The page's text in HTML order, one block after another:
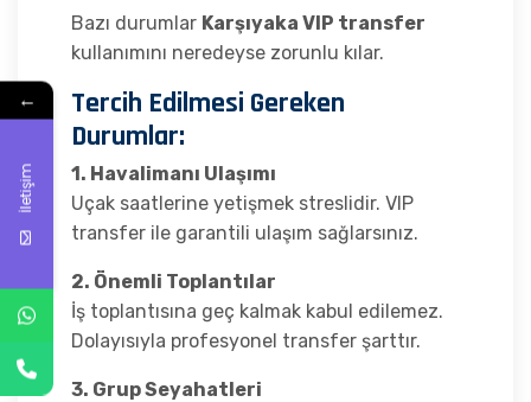
Bazı durumlar Karşıyaka VIP transfer
kullanımını neredeyse zorunlu kılar.
Tercih Edilmesi Gereken
Durumlar:
1. Havalimanı Ulaşımı
Uçak saatlerine yetişmek streslidir. VIP
transfer ile garantili ulaşım sağlarsınız.
2. Önemli Toplantılar
İş toplantısına geç kalmak kabul edilemez.
Dolayısıyla profesyonel transfer şarttır.
3. Grup Seyahatleri
←
İletişim